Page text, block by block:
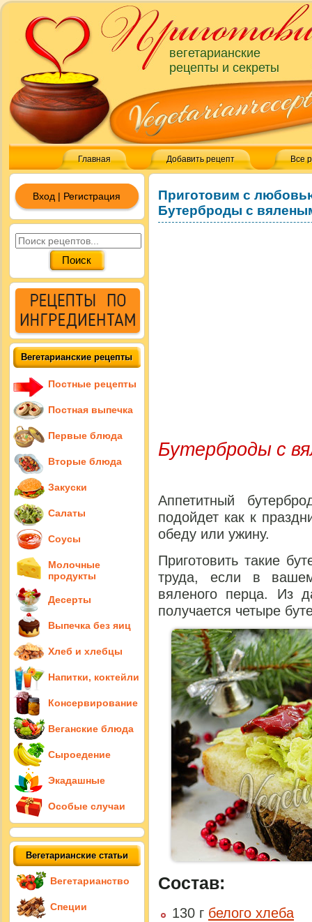
вегетарианские
рецепты и секреты
Главная Добавить рецепт Все
Приготовим с
Бутерброды с
Бутерброды с
Аппетитный
подойдет как к
обеду или ужину.
Приготовить такие
труда, если в вашем
вяленого перца. Из
получается четыре
Состав:
130 г белого хлеба
Вход | Регистрация
Вегетарианские рецепты
Постные рецепты
Постная выпечка
Первые блюда
Вторые блюда
Закуски
Салаты
Соусы
Молочные
продукты
Десерты
Выпечка без яиц
Хлеб и хлебцы
Напитки, коктейли
Консервирование
Веганские блюда
Сыроедение
Экадашные
Особые случаи
Вегетарианские статьи
Вегетарианство
Специи